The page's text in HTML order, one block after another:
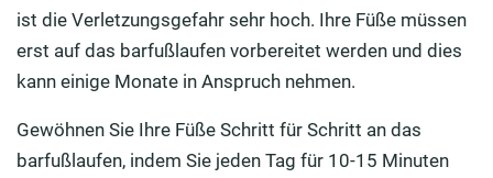
ist die Verletzungsgefahr sehr hoch. Ihre Füße müssen
erst auf das barfußlaufen vorbereitet werden und dies
kann einige Monate in Anspruch nehmen.
Gewöhnen Sie Ihre Füße Schritt für Schritt an das
barfußlaufen, indem Sie jeden Tag für 10-15 Minuten